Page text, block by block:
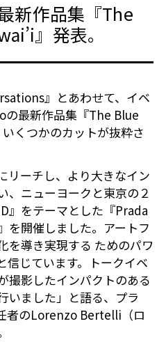
新作品集『The
』発表。
』とあわせて、イベ
の最新作品集『The Blue
くつかのカットが抜粋さ
リーチし、より大きなイン
、ニューヨークと東京の２
』をテーマとした『Prada
を開催しました。アートフ
を導き実現する ためのパワ
信じています。トークイベ
撮影したインパクトのある
いました」と語る、プラ
者のLorenzo Bertelli （ロ